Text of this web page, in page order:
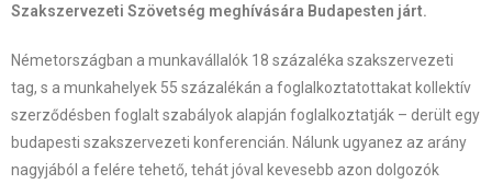
Szakszervezeti Szövetség meghívására Budapesten járt.
Németországban a munkavállalók 18 százaléka szakszervezeti
tag, s a munkahelyek 55 százalékán a foglalkoztatottakat kollektív
szerződésben foglalt szabályok alapján foglalkoztatják – derült egy
budapesti szakszervezeti konferencián. Nálunk ugyanez az arány
nagyjából a felére tehető, tehát jóval kevesebb azon dolgozók